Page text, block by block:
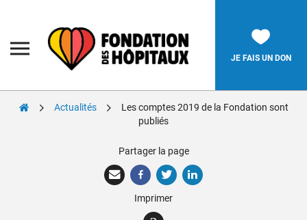
des
Hôpitaux
JE FAIS UN DON
Actualités
Les comptes 2019 de la Fondation sont
publiés
Partager la page
Imprimer